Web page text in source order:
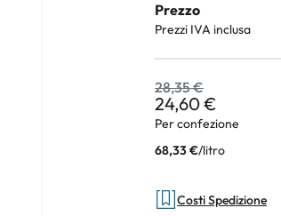
Prezzo
Prezzi IVA inclusa
28,35 €
24,60 €
Per confezione
68,33 €/litro
Costi Spedizione